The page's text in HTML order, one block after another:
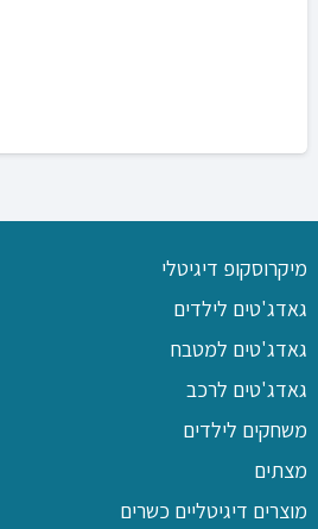
מיקרוסקופ דיגיטלי
גאדג'טים לילדים
גאדג'טים למטבח
גאדג'טים לרכב
משחקים לילדים
מצתים
מוצרים דיגיטליים כשרים